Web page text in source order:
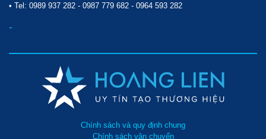
256 kênh đàm thoại với tín hiệu ổn định hai chiều. Thiết kế
Công nghệ giãn mức thấp & nén giọng nói đặc biệt được
tích hợp trên tất cả các sản phẩmbộ đàm Motorola
đó có model Motorola SL1M nên đảm bảo chất lượng âm
thanh mạnh mẽ, rõ ràng và chân thực hơn. Phù hợp để sử
dụng trong môi trường nhiều tiếng ồn như công trường xây
• Tel: 0989 937 282 - 0987 779 682 - 0964 593 282
-
Chính sách và quy định chung
Chính sách vận chuyển